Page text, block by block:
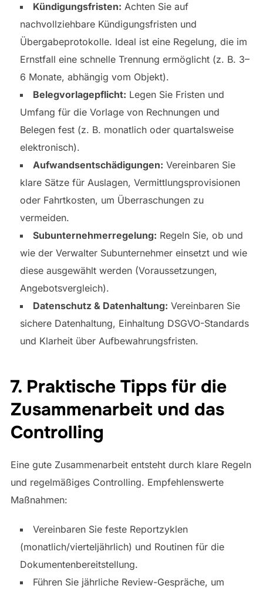
Kündigungsfristen: Achten Sie auf
nachvollziehbare Kündigungsfristen und
Übergabeprotokolle. Ideal ist eine Regelung, die im
Ernstfall eine schnelle Trennung ermöglicht (z. B. 3–
6 Monate, abhängig vom Objekt).
Belegvorlagepflicht: Legen Sie Fristen und
Umfang für die Vorlage von Rechnungen und
Belegen fest (z. B. monatlich oder quartalsweise
elektronisch).
Aufwandsentschädigungen: Vereinbaren Sie
klare Sätze für Auslagen, Vermittlungsprovisionen
oder Fahrtkosten, um Überraschungen zu
vermeiden.
Subunternehmerregelung: Regeln Sie, ob und
wie der Verwalter Subunternehmer einsetzt und wie
diese ausgewählt werden (Voraussetzungen,
Angebotsvergleich).
Datenschutz & Datenhaltung: Vereinbaren Sie
sichere Datenhaltung, Einhaltung DSGVO-Standards
und Klarheit über Aufbewahrungsfristen.
7. Praktische Tipps für die
Zusammenarbeit und das
Controlling
Eine gute Zusammenarbeit entsteht durch klare Regeln
und regelmäßiges Controlling. Empfehlenswerte
Maßnahmen:
Vereinbaren Sie feste Reportzyklen
(monatlich/vierteljährlich) und Routinen für die
Dokumentenbereitstellung.
Führen Sie jährliche Review-Gespräche, um